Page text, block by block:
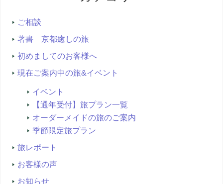
ご相談
著書 京都癒しの旅
初めましてのお客様へ
現在ご案内中の旅&イベント
イベント
【通年受付】旅プラン一覧
オーダーメイドの旅のご案内
季節限定旅プラン
旅レポート
お客様の声
お知らせ